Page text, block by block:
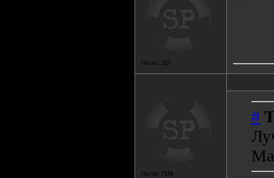
Посты: 223
Посты: 7110
#